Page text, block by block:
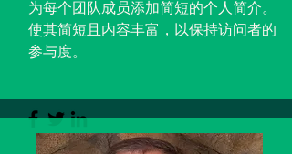
为每个团队成员添加简短的个人简介。
使其简短且内容丰富，以保持访问者的
参与度。